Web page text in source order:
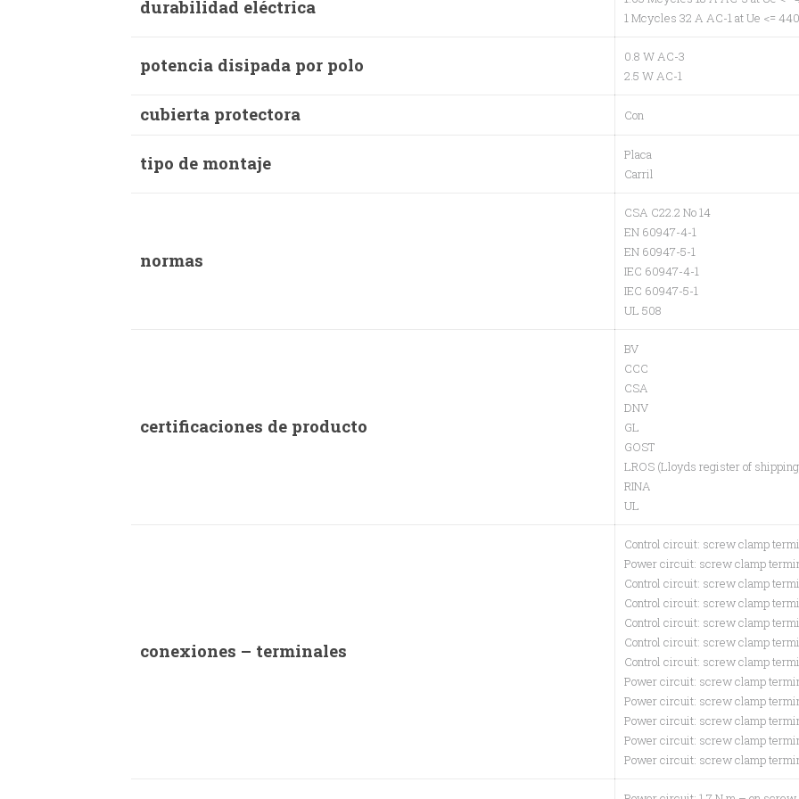
durabilidad eléctrica
1 Mcycles 32 A AC-1 at Ue <=
potencia disipada por polo
0.8 W AC-3
2.5 W AC-1
cubierta protectora Con
tipo de montaje
Placa
Carril
normas
CSA C22.2 No 14
EN 60947-4-1
EN 60947-5-1
IEC 60947-4-1
IEC 60947-5-1
UL 508
certificaciones de producto
BV
CCC
CSA
DNV
GL
GOST
LROS (Lloyds register of
RINA
UL
conexiones – terminales
Control circuit: screw clamp
Power circuit: screw clamp
Control circuit: screw clamp
Control circuit: screw clamp
Control circuit: screw clamp
Control circuit: screw clamp
Control circuit: screw clamp
Power circuit: screw clamp
Power circuit: screw clamp
Power circuit: screw clamp
Power circuit: screw clamp
Power circuit: screw clamp